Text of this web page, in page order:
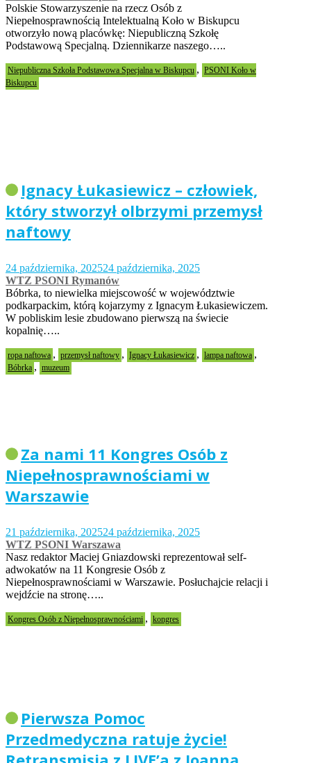
Polskie Stowarzyszenie na rzecz Osób z
Niepełnosprawnością Intelektualną Koło w Biskupcu
otworzyło nową placówkę: Niepubliczną Szkołę
Podstawową Specjalną. Dziennikarze naszego…..
Niepubliczna Szkoła Podstawowa Specjalna w Biskupcu , PSONI Koło w
Biskupcu
Ignacy Łukasiewicz – człowiek,
który stworzył olbrzymi przemysł
naftowy
24 października, 202524 października, 2025
WTZ PSONI Rymanów
Bóbrka, to niewielka miejscowość w województwie
podkarpackim, którą kojarzymy z Ignacym Łukasiewiczem.
W pobliskim lesie zbudowano pierwszą na świecie
kopalnię…..
ropa naftowa , przemysł naftowy , Ignacy Łukasiewicz , lampa naftowa ,
Bóbrka , muzeum
Za nami 11 Kongres Osób z
Niepełnosprawnościami w
Warszawie
21 października, 202524 października, 2025
WTZ PSONI Warszawa
Nasz redaktor Maciej Gniazdowski reprezentował self-
adwokatów na 11 Kongresie Osób z
Niepełnosprawnościami w Warszawie. Posłuchajcie relacji i
wejdźcie na stronę…..
Kongres Osób z Niepełnosprawnościami , kongres
Pierwsza Pomoc
Przedmedyczna ratuje życie!